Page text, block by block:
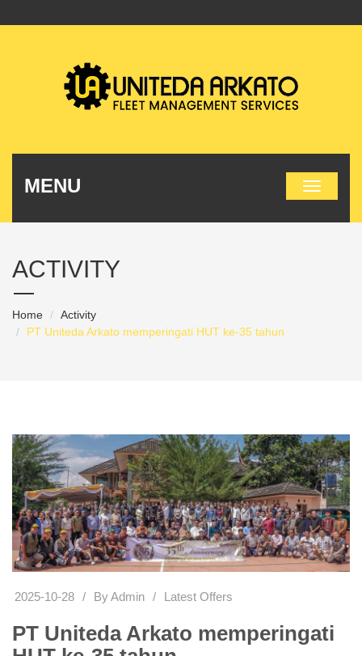
MENU
ACTIVITY
Home
Activity
PT Uniteda Arkato memperingati HUT ke-35 tahun
2025-10-28 / By Admin / Latest Offers
PT Uniteda Arkato memperingati